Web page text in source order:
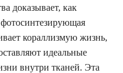
доказывает, как
кораллизмую жизнь,
идеальные
внутри тканей. Эта